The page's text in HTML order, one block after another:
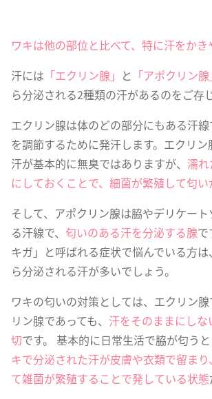
ワキは他の部位と比べて、特に汗をか
汗には 「エクリン腺」 と 「アポクリン腺
ら分泌される2種類の汗があるのをご存
エクリン腺は体のどの部分にもある汗
を調節するために発汗します。エクリ
汗が基本的に無臭ではありますが、 濡
にしておくことで、細菌が繁殖して匂い
そして、アポクリン腺は脇やデリケー
る汗線で、 匂いのある汗を分泌する腺で
キガ」と呼ばれる症状で悩んでいる方
ら分泌される汗が多いでしょう。
ワキの匂いの対策としては、エクリン
リン腺であっても、 汗をそのままにし
切です。 基本的に日常生活で脇が匂うと
キで分泌された汗が皮膚や衣類で留ま
て雑菌が繁殖することで発している状態